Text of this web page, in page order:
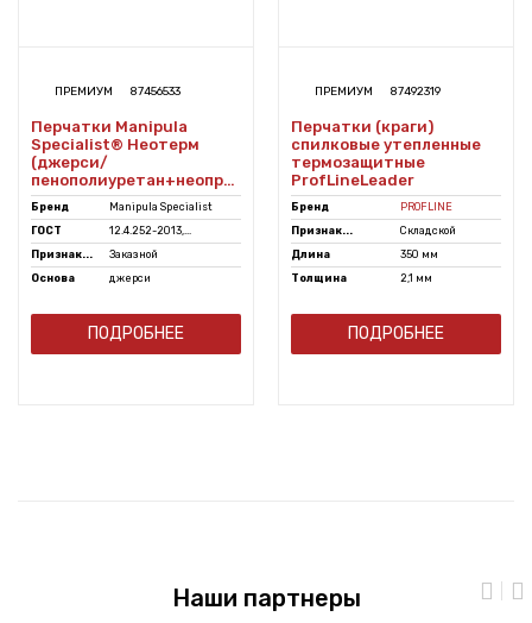
ПРЕМИУМ 87456533
Перчатки Manipula
Specialist® Неотерм
(джерси/
пенополиуретан+неопрен),
TNP-18/TG-671
Бренд
Manipula Specialist
ГОСТ
12.4.252-2013,...
Признак...
Заказной
Основа
джерси
ПОДРОБНЕЕ
ПРЕМИУМ 87492319
Перчатки (краги)
спилковые утепленные
термозащитные
ProfLineLeader
Бренд
PROFLINE
Признак...
Складской
Длина
350 мм
Толщина
2,1 мм
ПОДРОБНЕЕ
Наши партнеры